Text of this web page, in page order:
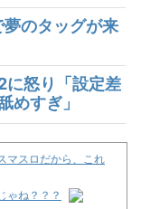
のタッグが来
怒り「設定差
めすぎ」
マスロだから、これ
ゃね？？？